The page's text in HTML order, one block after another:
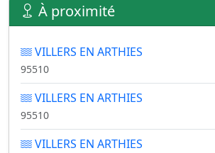
À proximité
VILLERS EN ARTHIES
95510
VILLERS EN ARTHIES
95510
VILLERS EN ARTHIES